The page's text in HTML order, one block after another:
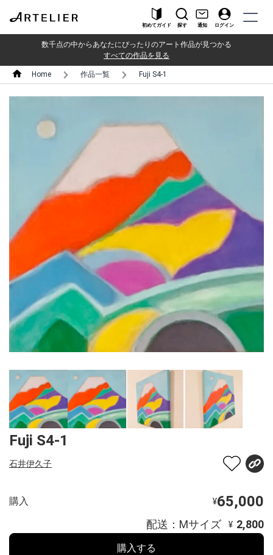
初めてガイド 探す 通知 ログイン
数千点の中からあなたにぴったりのアート作品が見つかる
すべての作品を見る
Home 作品一覧 Fuji S4-1
Fuji S4-1
石井伊久子
購入 ¥65,000
配送：Mサイズ ¥ 2,800
購入する